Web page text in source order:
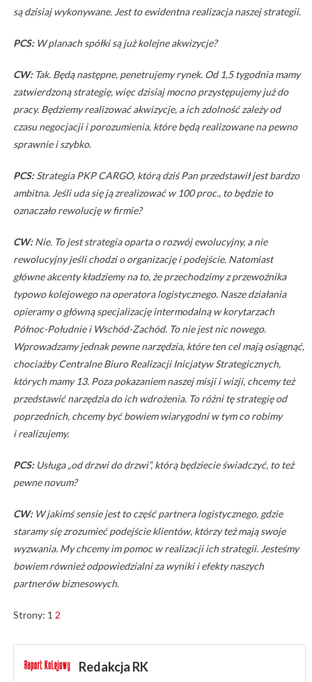
są dzisiaj wykonywane. Jest to ewidentna realizacja naszej strategii.
PCS:W planach spółki są już kolejne akwizycje?
CW:Tak. Będą następne, penetrujemy rynek. Od 1,5 tygodnia mamy
zatwierdzoną strategię, więc dzisiaj mocno przystępujemy już do
pracy. Będziemy realizować akwizycje, a ich zdolność zależy od
czasu negocjacji i porozumienia, które będą realizowane na pewno
sprawnie i szybko.
PCS:Strategia PKP CARGO, którą dziś Pan przedstawił jest bardzo
ambitna. Jeśli uda się ją zrealizować w 100 proc., to będzie to
oznaczało rewolucję w firmie?
CW:Nie. To jest strategia oparta o rozwój ewolucyjny, a nie
rewolucyjny jeśli chodzi o organizację i podejście. Natomiast
główne akcenty kładziemy na to, że przechodzimy z przewoźnika
typowo kolejowego na operatora logistycznego. Nasze działania
opieramy o główną specjalizację intermodalną w korytarzach
Północ-Południe i Wschód-Zachód. To nie jest nic nowego.
Wprowadzamy jednak pewne narzędzia, które ten cel mają osiągnąć,
chociażby Centralne Biuro Realizacji Inicjatyw Strategicznych,
których mamy 13. Poza pokazaniem naszej misji i wizji, chcemy też
przedstawić narzędzia do ich wdrożenia. To różni tę strategię od
poprzednich, chcemy być bowiem wiarygodni w tym co robimy
i realizujemy.
PCS:Usługa „od drzwi do drzwi”, którą będziecie świadczyć, to też
pewne novum?
CW:W jakimś sensie jest to część partnera logistycznego, gdzie
staramy się zrozumieć podejście klientów, którzy też mają swoje
wyzwania. My chcemy im pomoc w realizacji ich strategii. Jesteśmy
bowiem również odpowiedzialni za wyniki i efekty naszych
partnerów biznesowych.
Strony: 1 2
Redakcja RK